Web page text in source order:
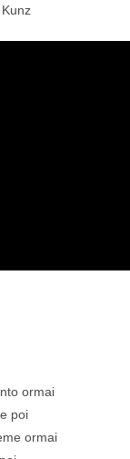
ormai
poi
ormai